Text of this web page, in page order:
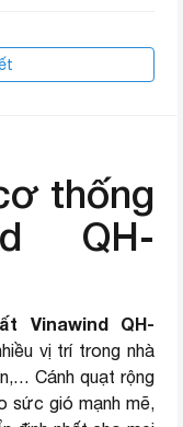
thống
QH-
Vinawind QH-
vị trí trong nhà
Cánh quạt rộng
sức gió mạnh mẽ,